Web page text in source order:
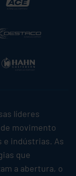
líderes
movimento
e indústrias. As
que
a abertura, o